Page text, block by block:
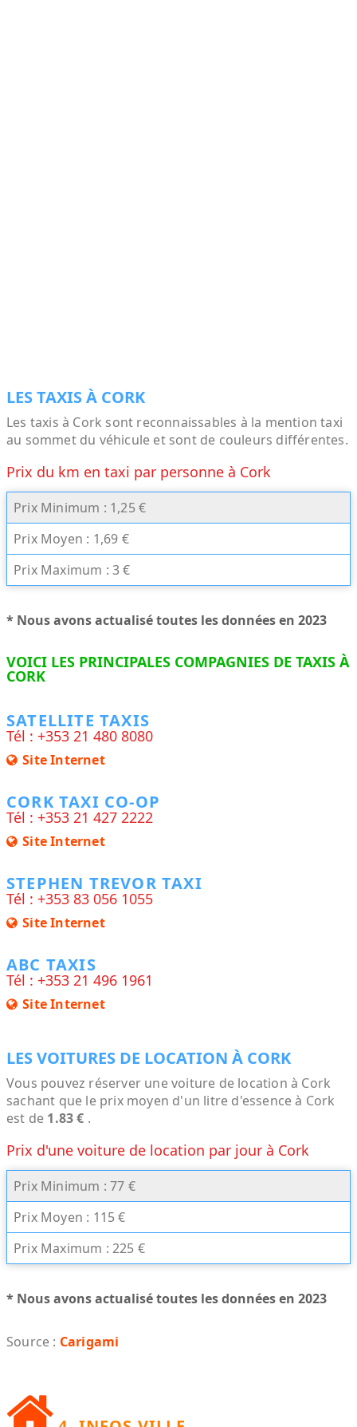
LES TAXIS À CORK
Les taxis à Cork sont reconnaissables à la mention taxi
au sommet du véhicule et sont de couleurs différentes.
Prix du km en taxi par personne à Cork
Prix Minimum : 1,25 €
Prix Moyen : 1,69 €
Prix Maximum : 3 €
* Nous avons actualisé toutes les données en 2023
VOICI LES PRINCIPALES COMPAGNIES DE TAXIS À
CORK
SATELLITE TAXIS
Tél : +353 21 480 8080
Site Internet
CORK TAXI CO-OP
Tél : +353 21 427 2222
Site Internet
STEPHEN TREVOR TAXI
Tél : +353 83 056 1055
Site Internet
ABC TAXIS
Tél : +353 21 496 1961
Site Internet
LES VOITURES DE LOCATION À CORK
Vous pouvez réserver une voiture de location à Cork
sachant que le prix moyen d'un litre d'essence à Cork
est de 1.83 € .
Prix d'une voiture de location par jour à Cork
Prix Minimum : 77 €
Prix Moyen : 115 €
Prix Maximum : 225 €
* Nous avons actualisé toutes les données en 2023
Source : Carigami